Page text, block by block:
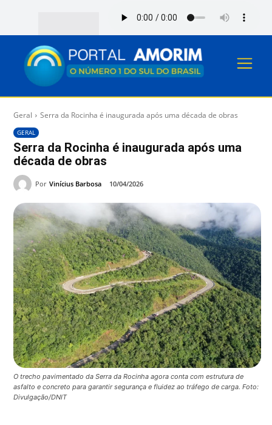
Geral Serra da Rocinha é inaugurada após uma década de obras
GERAL
Serra da Rocinha é inaugurada após uma
década de obras
Por Vinícius Barbosa 10/04/2026
O trecho pavimentado da Serra da Rocinha agora conta com estrutura de
asfalto e concreto para garantir segurança e fluidez ao tráfego de carga. Foto:
Divulgação/DNIT